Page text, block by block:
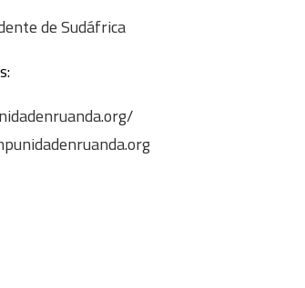
de Sudáfrica